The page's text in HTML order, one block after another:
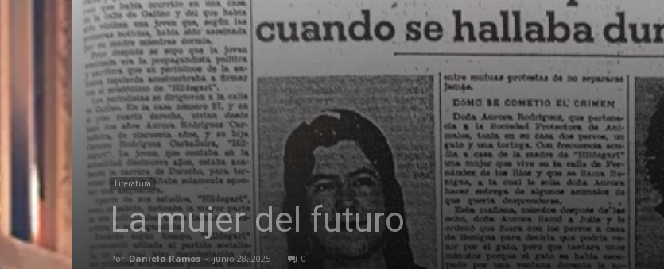
Literatura
La mujer del futuro
Por Daniela Ramos - junio 28, 2025 0